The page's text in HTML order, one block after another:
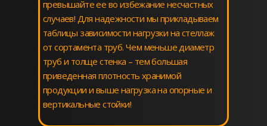
превышайте ее во избежание несчастных
случаев! Для надежности мы прикладываем
таблицы зависимости нагрузки на стеллаж
от сортамента труб. Чем меньше диаметр
труб и толще стенка – тем большая
приведенная плотность хранимой
продукции и выше нагрузка на опорные и
вертикальные стойки!